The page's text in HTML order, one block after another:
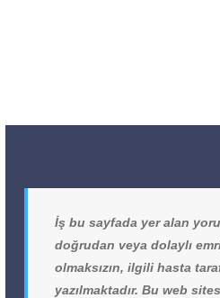
İş bu sayfada yer alan
doğrudan veya dolaylı
olmaksızın, ilgili hasta
yazılmaktadır. Bu web